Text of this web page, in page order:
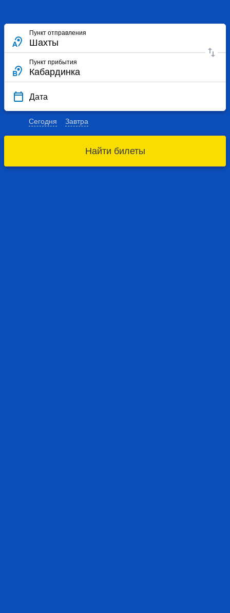
Пункт отправления
Пункт прибытия
Дата
Сегодня Завтра
Найти билеты